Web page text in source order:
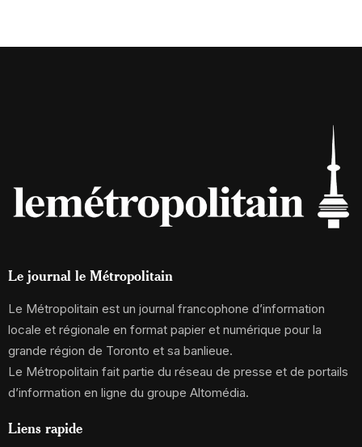
Le journal le Métropolitain
Le Métropolitain est un journal francophone d’information
locale et régionale en format papier et numérique pour la
grande région de Toronto et sa banlieue.
Le Métropolitain fait partie du réseau de presse et de portails
d’information en ligne du groupe Altomédia.
Liens rapide